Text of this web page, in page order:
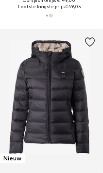
Laatste laagste prijs:€49,05
Nieuw